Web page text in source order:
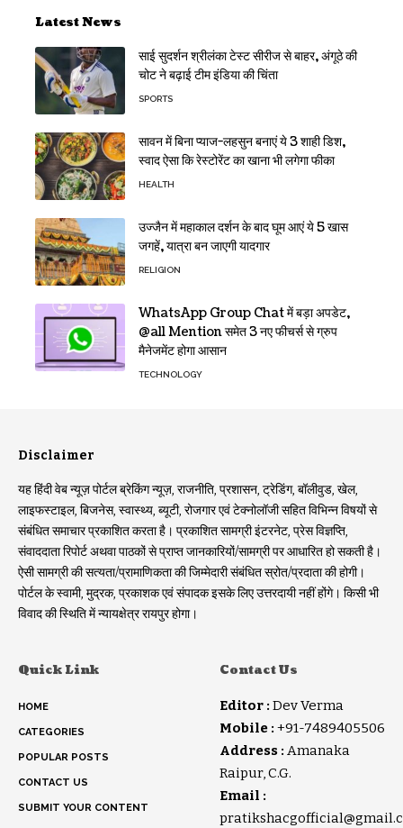
Latest News
साई सुदर्शन श्रीलंका टेस्ट सीरीज से बाहर, अंगूठे की
चोट ने बढ़ाई टीम इंडिया की चिंता
SPORTS
सावन में बिना प्याज-लहसुन बनाएं ये 3 शाही डिश,
स्वाद ऐसा कि रेस्टोरेंट का खाना भी लगेगा फीका
HEALTH
उज्जैन में महाकाल दर्शन के बाद घूम आएं ये 5 खास
जगहें, यात्रा बन जाएगी यादगार
RELIGION
WhatsApp Group Chat में बड़ा अपडेट,
@all Mention समेत 3 नए फीचर्स से ग्रुप
मैनेजमेंट होगा आसान
TECHNOLOGY
Disclaimer
यह हिंदी वेब न्यूज़ पोर्टल ब्रेकिंग न्यूज़, राजनीति, प्रशासन, ट्रेडिंग, बॉलीवुड, खेल,
लाइफस्टाइल, बिजनेस, स्वास्थ्य, ब्यूटी, रोजगार एवं टेक्नोलॉजी सहित विभिन्न विषयों से
संबंधित समाचार प्रकाशित करता है। प्रकाशित सामग्री इंटरनेट, प्रेस विज्ञप्ति,
संवाददाता रिपोर्ट अथवा पाठकों से प्राप्त जानकारियों/सामग्री पर आधारित हो सकती है।
ऐसी सामग्री की सत्यता/प्रामाणिकता की जिम्मेदारी संबंधित स्रोत/प्रदाता की होगी।
पोर्टल के स्वामी, मुद्रक, प्रकाशक एवं संपादक इसके लिए उत्तरदायी नहीं होंगे। किसी भी
विवाद की स्थिति में न्यायक्षेत्र रायपुर होगा।
Quick Link
HOME
CATEGORIES
POPULAR POSTS
CONTACT US
SUBMIT YOUR CONTENT
Contact Us
Editor : Dev Verma
Mobile : +91-7489405506
Address : Amanaka
Raipur, C.G.
Email :